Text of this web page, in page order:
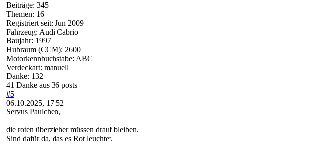
Beiträge: 345
Themen: 16
Registriert seit: Jun 2009
Fahrzeug: Audi Cabrio
Baujahr: 1997
Hubraum (CCM): 2600
Motorkennbuchstabe: ABC
Verdeckart: manuell
Danke: 132
41 Danke aus 36 posts
#5
06.10.2025, 17:52
Servus Paulchen,
die roten überzieher müssen drauf bleiben.
Sind dafür da, das es Rot leuchtet.